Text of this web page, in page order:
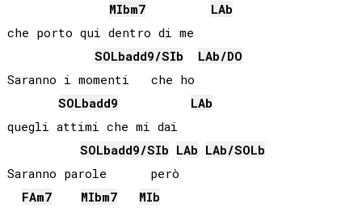
MIbm7
LAb
che porto qui dentro di me
SOLbadd9/SIb LAb/DO
Saranno i momenti   che ho
SOLbadd9
LAb
quegli attimi che mi dai
SOLbadd9/SIb LAb LAb/SOLb
Saranno parole      però
FAm7 MIbm7
MIb